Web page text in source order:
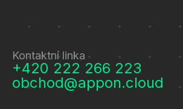
Kontaktní linka
+420 222 266 223
obchod@appon.cloud